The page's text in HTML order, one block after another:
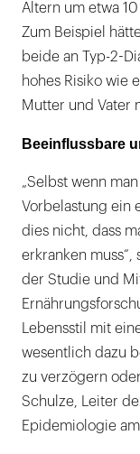
Altern um etwa
Zum Beispiel
beide an Typ-2-
hohes Risiko wie
Mutter und Vater
Beeinflussbare
„Selbst wenn
Vorbelastung ein
dies nicht, dass
erkranken
der Studie und
Lebensstil mit
wesentlich dazu
zu verzögern
Schulze, Leiter
Epidemiologie am